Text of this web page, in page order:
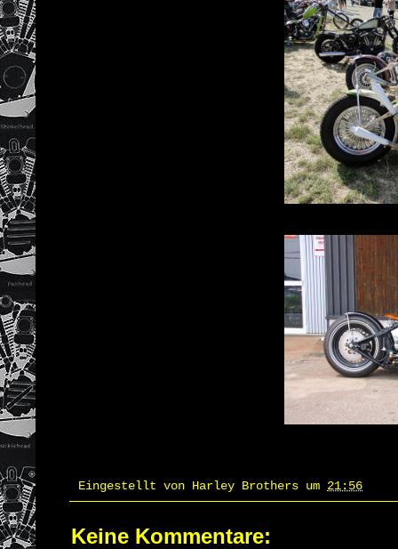
Eingestellt von Harley Brothers um 21:56
Keine Kommentare: